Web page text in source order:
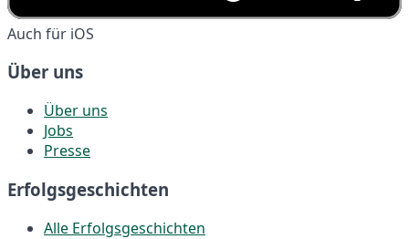
Auch für iOS
Über uns
Über uns
Jobs
Presse
Erfolgsgeschichten
Alle Erfolgsgeschichten